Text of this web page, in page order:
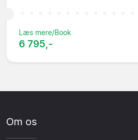
Læs mere/Book
6 795,-
Om os